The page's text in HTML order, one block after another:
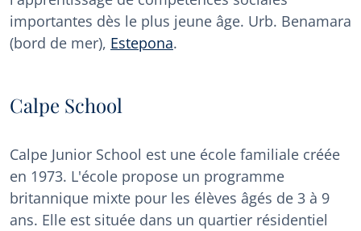
importantes dès le plus jeune âge. Urb. Benamara
(bord de mer), Estepona.
Calpe School
Calpe Junior School est une école familiale créée
en 1973. L'école propose un programme
britannique mixte pour les élèves âgés de 3 à 9
ans. Elle est située dans un quartier résidentiel